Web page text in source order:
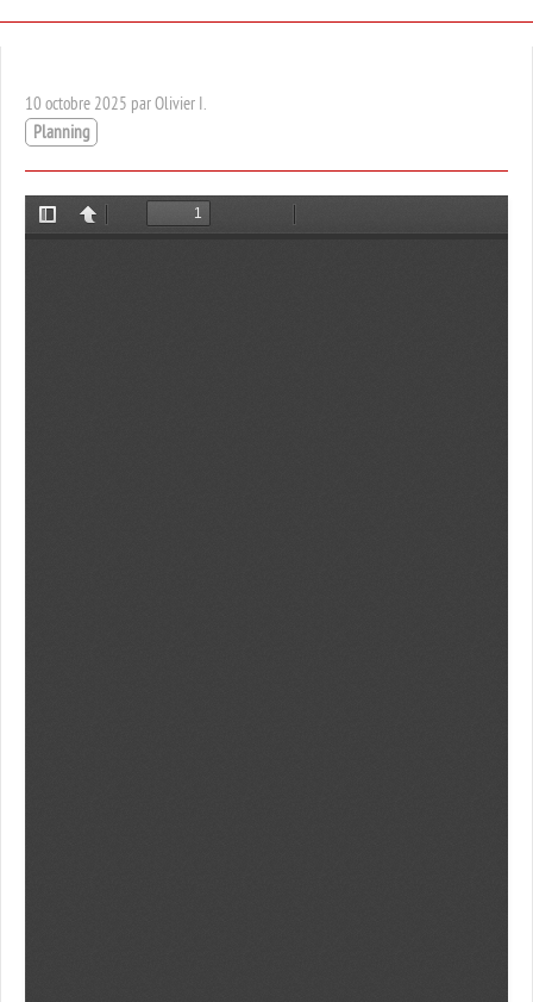
10 octobre 2025 par Olivier I.
Planning